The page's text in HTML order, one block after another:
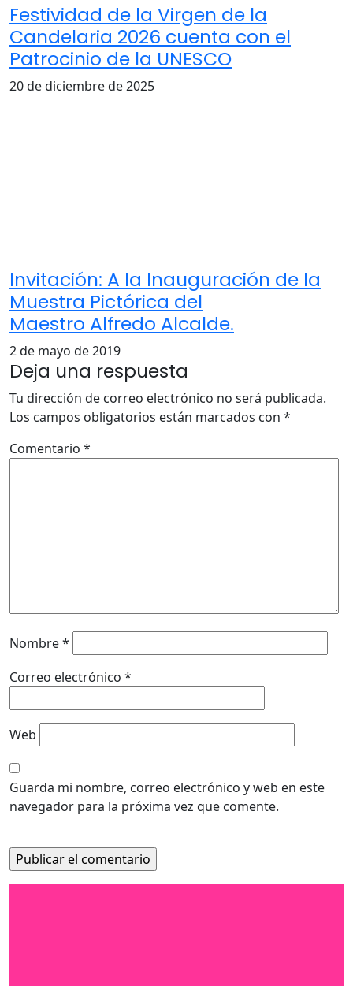
Festividad de la Virgen de la
Candelaria 2026 cuenta con el
Patrocinio de la UNESCO
20 de diciembre de 2025
Invitación: A la Inauguración de la
Muestra Pictórica del
Maestro Alfredo Alcalde.
2 de mayo de 2019
Deja una respuesta
Tu dirección de correo electrónico no será publicada.
Los campos obligatorios están marcados con *
Comentario *
Nombre*
Correo electrónico *
Web
Guarda mi nombre, correo electrónico y web en este
navegador para la próxima vez que comente.